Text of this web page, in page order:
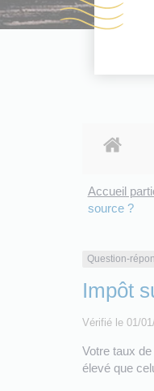
Accueil
source ?
Question-
Impôt
Vérifié le 01/
Votre taux
élevé que